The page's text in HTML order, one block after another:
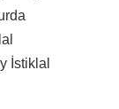
İstiklal